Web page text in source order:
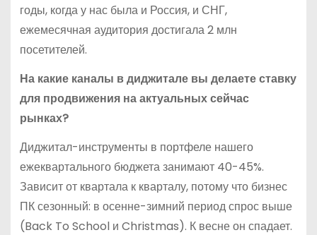
годы, когда у нас была и Россия, и СНГ,
ежемесячная аудитория достигала 2 млн
посетителей.
На какие каналы в диджитале вы делаете ставку
для продвижения на актуальных сейчас
рынках?
Диджитал-инструменты в портфеле нашего
ежеквартального бюджета занимают 40-45%.
Зависит от квартала к кварталу, потому что бизнес
ПК сезонный: в осенне-зимний период спрос выше
(Back To School и Christmas). К весне он спадает.